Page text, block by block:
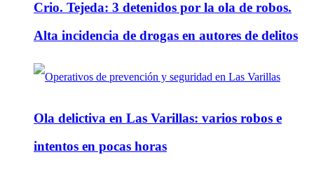
Crio. Tejeda: 3 detenidos por la ola de robos.
Alta incidencia de drogas en autores de delitos
Ola delictiva en Las Varillas: varios robos e
intentos en pocas horas